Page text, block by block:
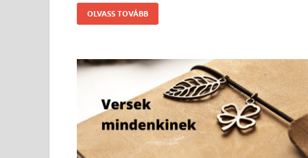
OLVASS TOVÁBB